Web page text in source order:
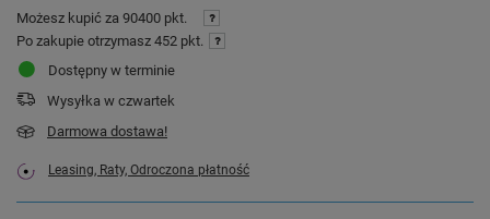
Możesz kupić za 90400 pkt.
Po zakupie otrzymasz 452 pkt.
Dostępny w terminie
Wysyłka w czwartek
Darmowa dostawa!
Leasing, Raty, Odroczona płatność